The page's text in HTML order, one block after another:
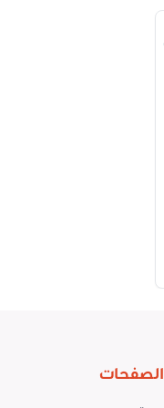
الصفحات